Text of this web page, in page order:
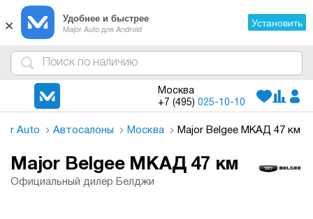
4
1
3
2
Москва
+7 (495) 025-10-10
Auto Автосалоны Москва Major Belgee МКАД 47 км
Major Belgee МКАД 47 км
Официальный дилер Белджи
× Удобнее и быстрее
Major Auto для Android Установить